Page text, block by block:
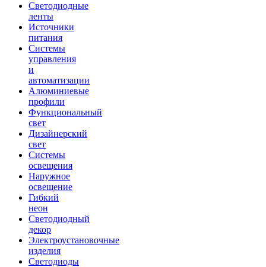
Светодиодные
ленты
Источники
питания
Системы
управления
и
автоматизации
Алюминиевые
профили
Функциональный
свет
Дизайнерский
свет
Системы
освещения
Наружное
освещение
Гибкий
неон
Светодиодный
декор
Электроустановочные
изделия
Светодиоды